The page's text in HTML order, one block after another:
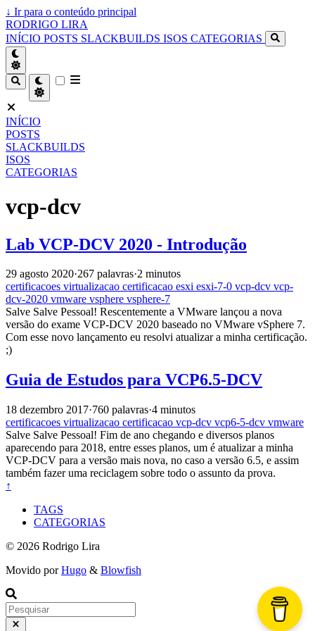
↓ Ir para o conteúdo principal
RODRIGO LIRA
INÍCIO POSTS SLACKBUILDS ISOS CATEGORIAS
INÍCIO
POSTS
SLACKBUILDS
ISOS
CATEGORIAS
vcp-dcv
Lab VCP-DCV 2020 - Introdução
29 agosto 2020·267 palavras·2 minutos
certificacoes virtualizacao certificacao esxi esxi-7-0 vcp-dcv vcp-
dcv-2020 vmware vsphere vsphere-7
Salve Salve Pessoal! Rescentemente a VMware lançou a nova
versão do exame VCP-DCV 2020 baseado no VMware vSphere 7.
Com esse novo lançamento eu resolvi atualizar a minha certificação.
;)
Guia de Estudos para VCP6.5-DCV
18 dezembro 2017·760 palavras·4 minutos
certificacoes virtualizacao certificacao vcp-dcv vcp6-5-dcv vmware
Salve Salve Pessoal! Fim de ano chegando e diversos planos
aparecendo para 2018, entre esses planos, um é atualizar a minha
VCP-DCV para a versão mais nova, no caso a versão 6.5, e assim
também fazer uma reciclagem sobre todo o assunto da prova.
↑
TAGS
CATEGORIAS
© 2026 Rodrigo Lira
Movido porHugo & Blowfish